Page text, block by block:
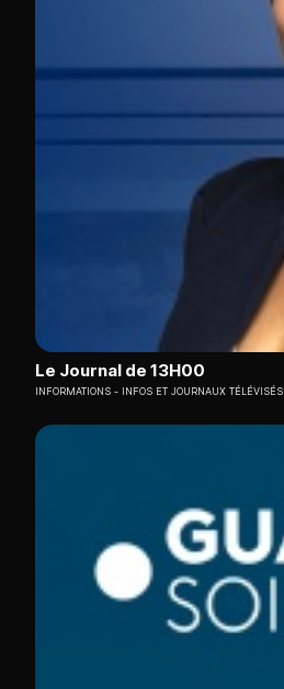
Le Journal de 13H00
INFORMATIONS INFOS ET JOURNAUX TÉLÉVISÉS